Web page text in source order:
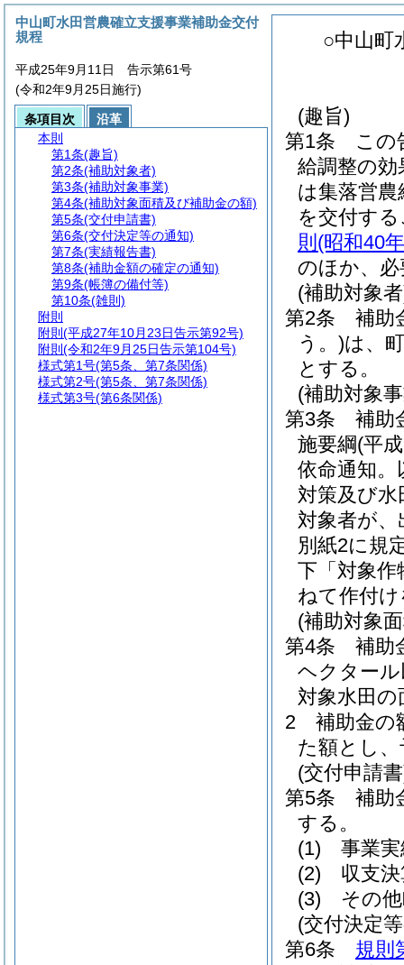
○中山町
(趣旨)
第1条
この
給調整の
は集落営
を交付す
則 (昭和40
のほか、
(補助対象
第2条
補助
う。)は、
とする。
(補助対象
第3条
補助
施要綱(平
依命通知。
対策及び
対象者が
別紙2に規
下「対象作
ねて作付
(補助対象
第4条
補助
ヘクター
対象水田の
2
補助金の
た額とし
(交付申請
第5条
補助
する。
(1)
事業
(2)
収支
(3)
その
(交付決定
第6条
規則
中山町水田営農確立支援事業補助金交付
規程
平成25年9月11日 告示第61号
(令和2年9月25日施行)
条項目次
沿革
本則
第1条(趣旨)
第2条(補助対象者)
第3条(補助対象事業)
第4条(補助対象面積及び補助金の額)
第5条(交付申請書)
第6条(交付決定等の通知)
第7条(実績報告書)
第8条(補助金額の確定の通知)
第9条(帳簿の備付等)
第10条(雑則)
附則
附則 (平成27年10月23日告示第92号)
附則 (令和2年9月25日告示第104号)
様式第1号(第5条、第7条関係)
様式第2号(第5条、第7条関係)
様式第3号(第6条関係)